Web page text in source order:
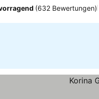
(632 Bewertungen)